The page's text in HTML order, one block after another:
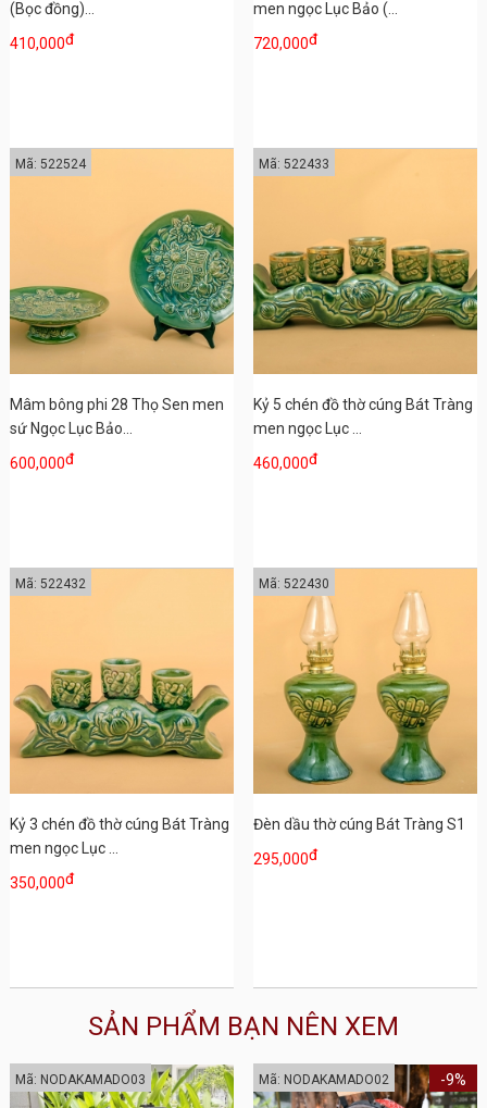
(Bọc đồng)...
410,000đ
men ngọc Lục Bảo (...
720,000đ
Mâm bông phi 28 Thọ Sen men
sứ Ngọc Lục Bảo...
600,000đ
Mã: 522524
Kỷ 5 chén đồ thờ cúng Bát Tràng
men ngọc Lục ...
460,000đ
Mã: 522433
Kỷ 3 chén đồ thờ cúng Bát Tràng
men ngọc Lục ...
350,000đ
Mã: 522432
Đèn dầu thờ cúng Bát Tràng S1
295,000đ
Mã: 522430
SẢN PHẨM BẠN NÊN XEM
Mã: NODAKAMADO03 -9%
Mã: NODAKAMADO02